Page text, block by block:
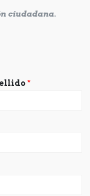
ciudadana.
*